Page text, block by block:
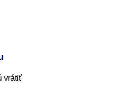
vrátiť